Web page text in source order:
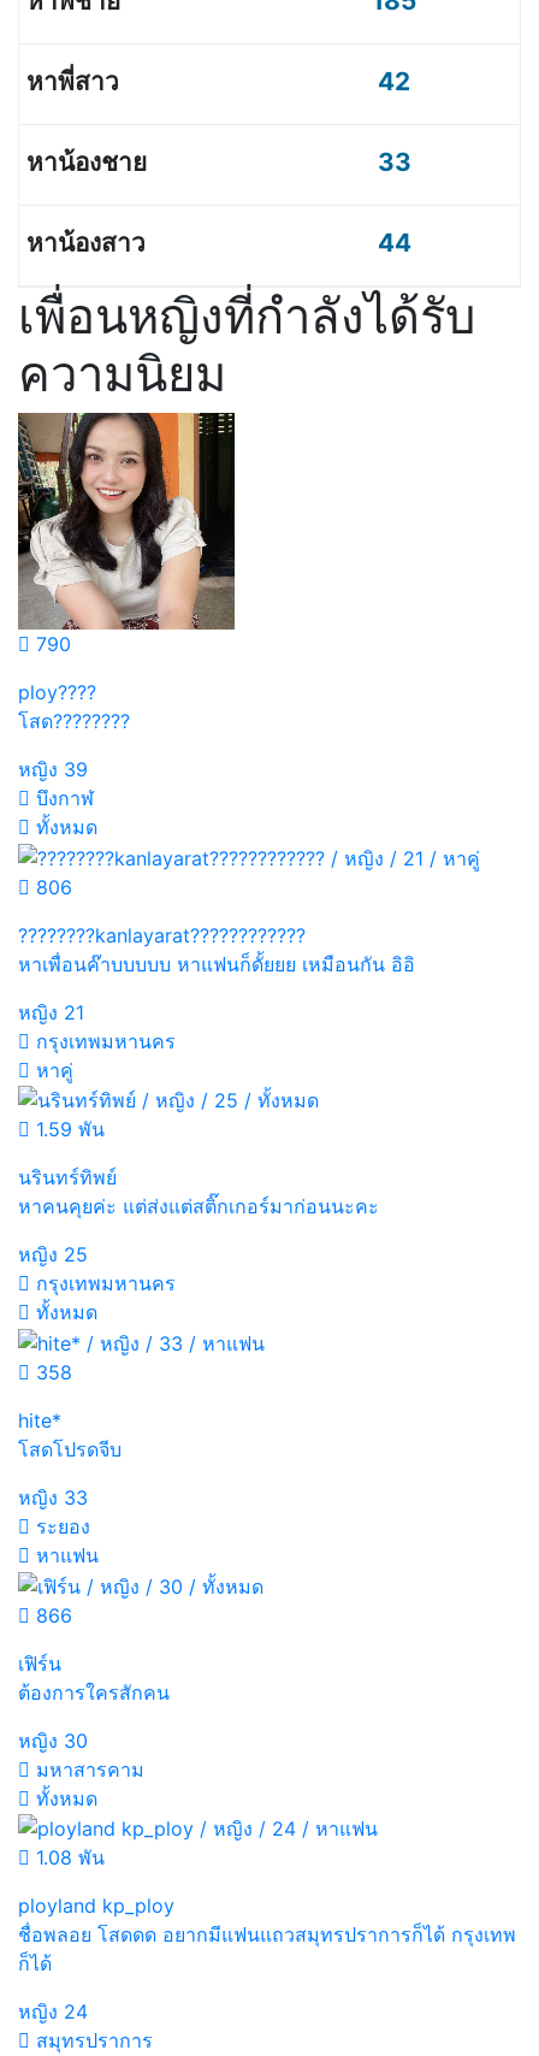
42
33
44
เพื่อนหญิงที่กำลังได้รับ
ความนิยม
790
ploy????
โสด????????
หญิง 39
บึงกาฬ
ทั้งหมด
806
????????kanlayarat????????????
หาเพื่อนค๊าบบบบบ หาแฟนก็ดั้ยยย เหมือนกัน อิอิ
หญิง 21
กรุงเทพมหานคร
หาคู่
1.59 พัน
นรินทร์ทิพย์
หาคนคุยค่ะ แต่ส่งแต่สติ๊กเกอร์มาก่อนนะคะ
หญิง 25
กรุงเทพมหานคร
ทั้งหมด
358
hite*
โสดโปรดจีบ
หญิง 33
ระยอง
หาแฟน
866
เฟิร์น
ต้องการใครสักคน
หญิง 30
มหาสารคาม
ทั้งหมด
1.08 พัน
ployland kp_ploy
ชื่อพลอย โสดดด อยากมีแฟนแถวสมุทรปราการก็ได้ กรุงเทพ
ก็ได้
หญิง 24
สมุทรปราการ